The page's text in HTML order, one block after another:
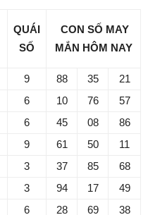
QUÁI
SỐ
CON SỐ MAY
MẮN HÔM NAY
9 88 35
21
6 10 76 57
6 45 08
86
9 61 50 11
3 37 85
68
3 94 17 49
6
28
69
38